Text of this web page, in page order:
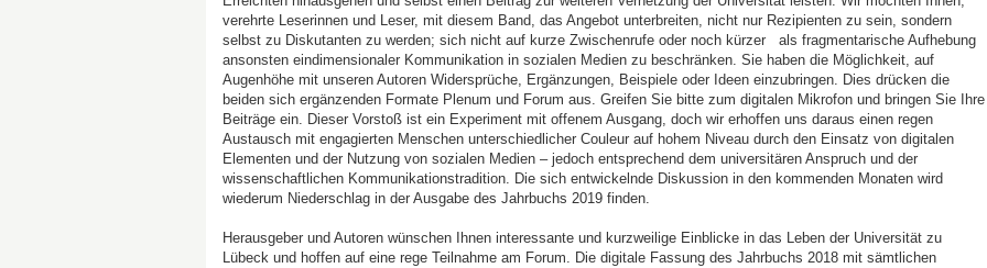
verehrte Leserinnen und Leser, mit diesem Band, das Angebot unterbreiten, nicht nur Rezipienten zu sein, sondern
selbst zu Diskutanten zu werden; sich nicht auf kurze Zwischenrufe oder noch kürzer als fragmentarische Aufhebung
ansonsten eindimensionaler Kommunikation in sozialen Medien zu beschränken. Sie haben die Möglichkeit, auf
Augenhöhe mit unseren Autoren Widersprüche, Ergänzungen, Beispiele oder Ideen einzubringen. Dies drücken die
beiden sich ergänzenden Formate Plenum und Forum aus. Greifen Sie bitte zum digitalen Mikrofon und bringen Sie Ihre
Beiträge ein. Dieser Vorstoß ist ein Experiment mit offenem Ausgang, doch wir erhoffen uns daraus einen regen
Austausch mit engagierten Menschen unterschiedlicher Couleur auf hohem Niveau durch den Einsatz von digitalen
Elementen und der Nutzung von sozialen Medien – jedoch entsprechend dem universitären Anspruch und der
wissenschaftlichen Kommunikationstradition. Die sich entwickelnde Diskussion in den kommenden Monaten wird
wiederum Niederschlag in der Ausgabe des Jahrbuchs 2019 finden.
Herausgeber und Autoren wünschen Ihnen interessante und kurzweilige Einblicke in das Leben der Universität zu
Lübeck und hoffen auf eine rege Teilnahme am Forum. Die digitale Fassung des Jahrbuchs 2018 mit sämtlichen